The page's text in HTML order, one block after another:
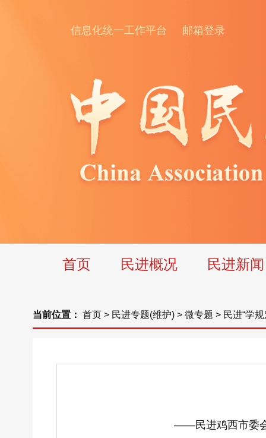
信息化统一工作平台 邮箱登录
首页 民进概况 民进新闻
当前位置： 首页 > 民进专题(维护) > 微专题 > 民进“学
——民进鸡西市委会